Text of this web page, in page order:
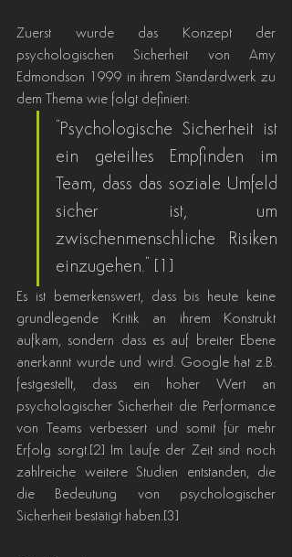
Zuerst wurde das Konzept der
psychologischen Sicherheit von Amy
Edmondson 1999 in ihrem Standardwerk zu
dem Thema wie folgt definiert:
"Psychologische Sicherheit ist
ein geteiltes Empfinden im
Team, dass das soziale Umfeld
sicher ist, um
zwischenmenschliche Risiken
einzugehen." [1]
Es ist bemerkenswert, dass bis heute keine
grundlegende Kritik an ihrem Konstrukt
aufkam, sondern dass es auf breiter Ebene
anerkannt wurde und wird. Google hat z.B.
festgestellt, dass ein hoher Wert an
psychologischer Sicherheit die Performance
von Teams verbessert und somit für mehr
Erfolg sorgt.[2] Im Laufe der Zeit sind noch
zahlreiche weitere Studien entstanden, die
die Bedeutung von psychologischer
Sicherheit bestätigt haben.[3]